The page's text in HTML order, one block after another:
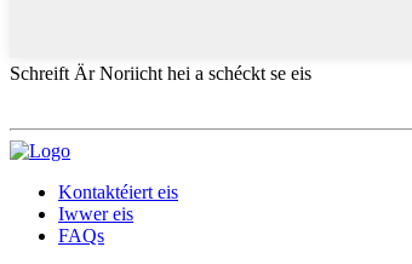
Schreift Är Noriicht hei a schéckt se eis
Kontaktéiert eis
Iwwer eis
FAQs